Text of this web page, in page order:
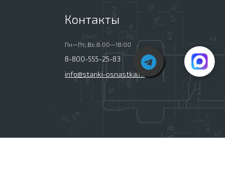
Контакты
Пн—Пт, Вс 8:00—18:00
8-800-555-25-83
info@stanki-osnastka.ru